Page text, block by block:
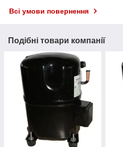
Всі умови повернення
Подібні товари компанії